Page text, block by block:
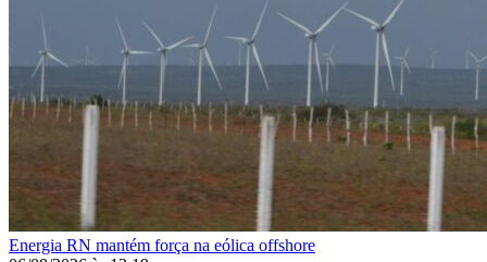
Energia RN mantém força na eólica offshore